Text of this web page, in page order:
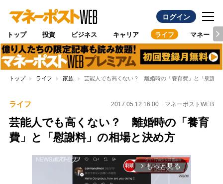
ログイン
トップ 投資 ビジネス キャリア ライフ マネー
トップ ライフ 家族 芸能人でも高くない？ 離婚時の「養育費」と「慰謝料
ライフ 2017.05.12 16:00 マネーポストWEB
芸能人でも高くない？ 離婚時の「養育
費」と「慰謝料」の相場と決め方
arrow_forward_ios もっと見る